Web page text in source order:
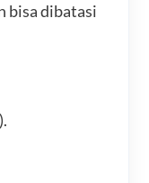
bisa dibatasi